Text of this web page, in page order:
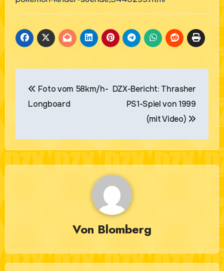
Foto vom 58km/h-
Longboard
DZX-Bericht: Thrasher
PS1-Spiel von 1999
(mit Video)
Von Blomberg